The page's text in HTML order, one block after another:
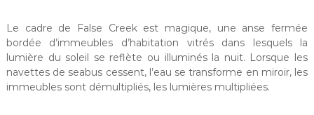
Le cadre de False Creek est magique, une anse fermée
bordée d’immeubles d’habitation vitrés dans lesquels la
lumière du soleil se reflète ou illuminés la nuit. Lorsque les
navettes de seabus cessent, l’eau se transforme en miroir, les
immeubles sont démultipliés, les lumières multipliées.